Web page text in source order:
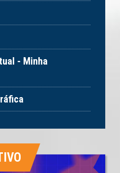
- Minha